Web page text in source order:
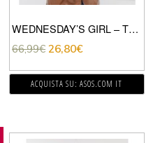
WEDNESDAY’S GIRL – TRENCH CON CINTURA IN VINILE-MARRONE
66,99€ 26,80€
ACQUISTA SU: ASOS.COM IT